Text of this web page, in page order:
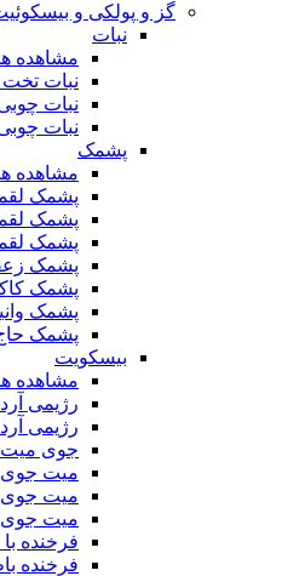
گز و پولکی و
نبات
مشاهده
نبات
نبات چوبی
نبات
پشمک
مشاهده
پشمک
پشمک
پشمک
پشمک
پشمک
پشمک وانیل
پشمک حاج
بیسکویت
مشاهده
رژیمی
رژیمی
جوی میت
میت جوی
میت جوی
میت جوی
فرخنده
فرخنده